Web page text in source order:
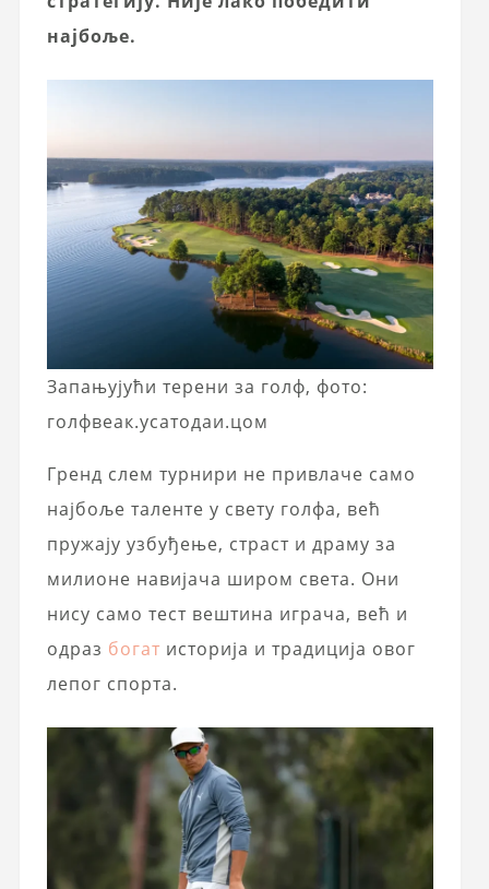
најбоље.
Запањујући терени за голф, фото:
голфвеак.усатодаи.цом
Гренд слем турнири не привлаче само
најбоље таленте у свету голфа, већ
пружају узбуђење, страст и драму за
милионе навијача широм света. Они
нису само тест вештина играча, већ и
одраз богат историја и традиција овог
лепог спорта.